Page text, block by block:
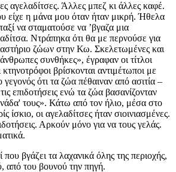
αγελαδίτσες. Άλλες μπεζ κι άλλες καφέ.
είχε η μάνα μου όταν ήταν μικρή. Ήθελα
να σταματούσε να ’βγαζα μια
Ντράπηκα ότι θα με περνούσε για
ζώων στην Κω. Σκελετωμένες και
συνθήκες», έγραφαν οι τίτλοι
βρίσκονται αντιμέτωποι με
ότι τα ζώα πέθαιναν από ασιτία –
επιδοτήσεις ενώ τα ζώα βασανίζονταν
τους». Κάτω από τον ήλιο, μέσα στο
ίσκιο, οι αγελαδίτσες ήταν σιοινιασμένες.
Αρκούν μόνο για να τους γελάς.
βγάζει τα λαχανικά όλης της περιοχής,
από του βουνού την πηγή.